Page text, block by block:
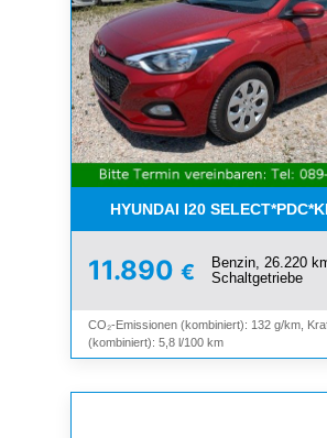
HYUNDAI I20
11.890 €
Benzin, 26.220
Schaltgetriebe
CO₂-Emissionen (kombiniert): 132 g/km,
(kombiniert): 5,8 l/100 km